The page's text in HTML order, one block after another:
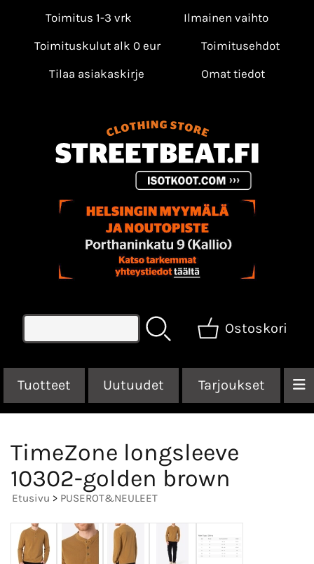
Toimitus 1-3 vrk
Ilmainen vaihto
Toimituskulut alk 0 eur
Toimitusehdot
Tilaa asiakaskirje
Omat tiedot
Ostoskori
Tuotteet Uutuudet Tarjoukset
TimeZone longsleeve
10302-golden brown
Etusivu > PUSEROT&NEULEET